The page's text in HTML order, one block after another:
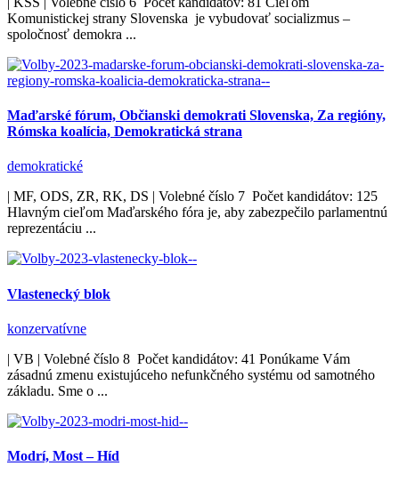
Komunistickej strany Slovenska je vybudovať socializmus –
spoločnosť demokra ...
Maďarské fórum, Občianski demokrati Slovenska, Za regióny,
Rómska koalícia, Demokratická strana
demokratické
| MF, ODS, ZR, RK, DS | Volebné číslo 7 Počet kandidátov: 125
Hlavným cieľom Maďarského fóra je, aby zabezpečilo parlamentnú
reprezentáciu ...
Vlastenecký blok
konzervatívne
| VB | Volebné číslo 8 Počet kandidátov: 41 Ponúkame Vám
zásadnú zmenu existujúceho nefunkčného systému od samotného
základu. Sme o ...
Modrí, Most – Híd